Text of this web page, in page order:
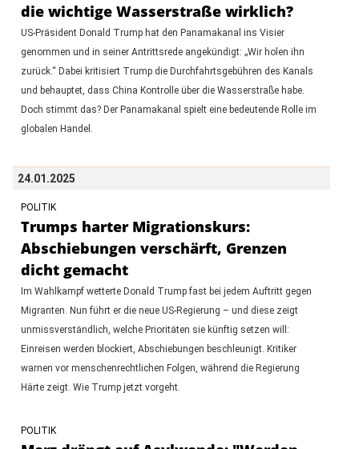
die wichtige Wasserstraße wirklich?
US-Präsident Donald Trump hat den Panamakanal ins Visier
genommen und in seiner Antrittsrede angekündigt: „Wir holen ihn
zurück.“ Dabei kritisiert Trump die Durchfahrtsgebühren des Kanals
und behauptet, dass China Kontrolle über die Wasserstraße habe.
Doch stimmt das? Der Panamakanal spielt eine bedeutende Rolle im
globalen Handel.
24.01.2025
POLITIK
Trumps harter Migrationskurs:
Abschiebungen verschärft, Grenzen
dicht gemacht
Im Wahlkampf wetterte Donald Trump fast bei jedem Auftritt gegen
Migranten. Nun führt er die neue US-Regierung – und diese zeigt
unmissverständlich, welche Prioritäten sie künftig setzen will:
Einreisen werden blockiert, Abschiebungen beschleunigt. Kritiker
warnen vor menschenrechtlichen Folgen, während die Regierung
Härte zeigt. Wie Trump jetzt vorgeht.
POLITIK